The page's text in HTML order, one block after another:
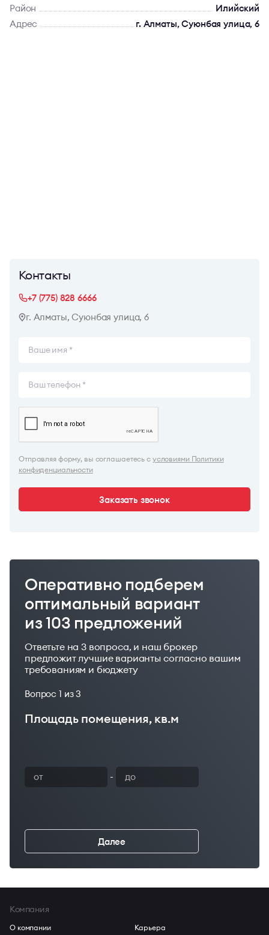
Район
Илийский
Адрес
г. Алматы, Суюнбая улица, 6
Контакты
+7 (775) 828 6666
г. Алматы, Суюнбая улица, 6
Отправляя форму, вы соглашаетесь с условиями Политики
конфиденциальности
Заказать звонок
Оперативно подберем
оптимальный вариант
из 103 предложений
Ответьте на 3 вопроса, и наш брокер
предложит лучшие варианты согласно вашим
требованиям и бюджету
Вопрос 1 из 3
Площадь помещения, кв.м
-
Далее
Компания
О компании
Карьера